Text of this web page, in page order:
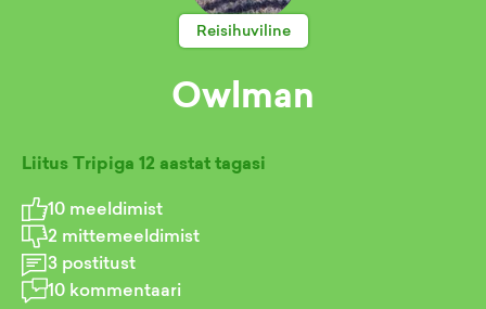
Reisihuviline
Owlman
Liitus Tripiga 12 aastat tagasi
10 meeldimist
2 mittemeeldimist
3 postitust
10 kommentaari